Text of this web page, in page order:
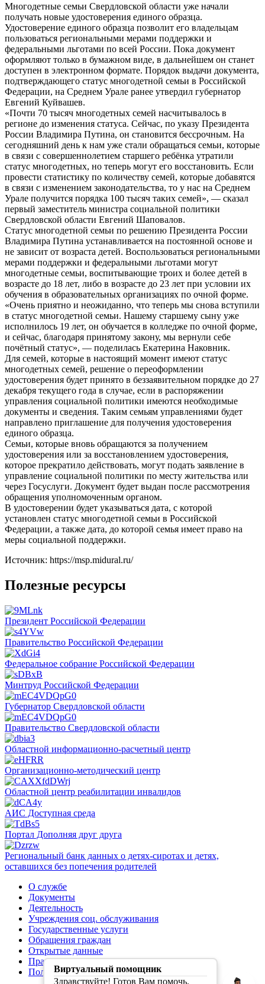
Многодетные семьи Свердловской области уже начали
получать новые удостоверения единого образца.
Удостоверение единого образца позволит его владельцам
пользоваться региональными мерами поддержки и
федеральными льготами по всей России. Пока документ
оформляют только в бумажном виде, в дальнейшем он станет
доступен в электронном формате. Порядок выдачи документа,
подтверждающего статус многодетной семьи в Российской
Федерации, на Среднем Урале ранее утвердил губернатор
Евгений Куйвашев.
«Почти 70 тысяч многодетных семей насчитывалось в
регионе до изменения статуса. Сейчас, по указу Президента
России Владимира Путина, он становится бессрочным. На
сегодняшний день к нам уже стали обращаться семьи, которые
в связи с совершеннолетием старшего ребёнка утратили
статус многодетных, но теперь могут его восстановить. Если
провести статистику по количеству семей, которые добавятся
в связи с изменением законодательства, то у нас на Среднем
Урале получится порядка 100 тысяч таких семей», — сказал
первый заместитель министра социальной политики
Свердловской области Евгений Шаповалов.
Статус многодетной семьи по решению Президента России
Владимира Путина устанавливается на постоянной основе и
не зависит от возраста детей. Воспользоваться региональными
мерами поддержки и федеральными льготами могут
многодетные семьи, воспитывающие троих и более детей в
возрасте до 18 лет, либо в возрасте до 23 лет при условии их
обучения в образовательных организациях по очной форме.
«Очень приятно и неожиданно, что теперь мы снова вступили
в статус многодетной семьи. Нашему старшему сыну уже
исполнилось 19 лет, он обучается в колледже по очной форме,
и сейчас, благодаря принятому закону, мы вернули себе
почётный статус», — поделилась Екатерина Наковник.
Для семей, которые в настоящий момент имеют статус
многодетных семей, решение о переоформлении
удостоверения будет принято в беззаявительном порядке до 27
декабря текущего года в случае, если в распоряжении
управления социальной политики имеются необходимые
документы и сведения. Таким семьям управлениями будет
направлено приглашение для получения удостоверения
единого образца.
Семьи, которые вновь обращаются за получением
удостоверения или за восстановлением удостоверения,
которое прекратило действовать, могут подать заявление в
управление социальной политики по месту жительства или
через Госуслуги. Документ будет выдан после рассмотрения
обращения уполномоченным органом.
В удостоверении будет указываться дата, с которой
установлен статус многодетной семьи в Российской
Федерации, а также дата, до которой семья имеет право на
меры социальной поддержки.
Источник: https://msp.midural.ru/
Полезные ресурсы
Президент Российской Федерации
Правительство Российской Федерации
Федеральное собрание Российской Федерации
Минтруд Российской Федерации
Губернатор Свердловской области
Правительство Свердловской области
Областной информационно-расчетный центр
Организационно-методический центр
Областной центр реабилитации инвалидов
АИС Доступная среда
Портал Дополняя друг друга
Региональный банк данных о детях-сиротах и детях,
оставшихся без попечения родителей
О службе
Документы
Деятельность
Учреждения соц. обслуживания
Государственные услуги
Обращения граждан
Открытые данные
Правила обработки персональных данных
Политика конфиденциальности
Виртуальный помощник
Здравствуйте! Готов Вам помочь.